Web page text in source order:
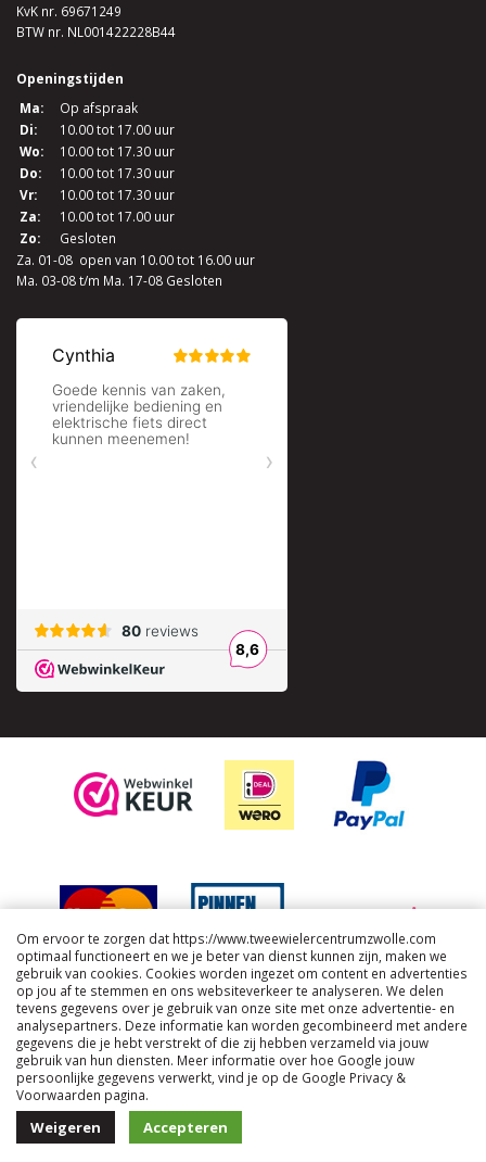
KvK nr. 69671249
BTW nr. NL001422228B44
Openingstijden
Ma:
Op afspraak
Di:
10.00 tot 17.00 uur
Wo:
10.00 tot 17.30 uur
Do:
10.00 tot 17.30 uur
Vr:
10.00 tot 17.30 uur
Za:
10.00 tot 17.00 uur
Zo:
Gesloten
Za. 01-08 open van 10.00 tot 16.00 uur
Ma. 03-08 t/m Ma. 17-08 Gesloten
Algemene voorwaarden
Copyright © 2026 Tweewielercentrum Zwolle
Om ervoor te zorgen dat https://www.tweewielercentrumzwolle.com
optimaal functioneert en we je beter van dienst kunnen zijn, maken we
gebruik van cookies. Cookies worden ingezet om content en advertenties
op jou af te stemmen en ons websiteverkeer te analyseren. We delen
tevens gegevens over je gebruik van onze site met onze advertentie- en
analysepartners. Deze informatie kan worden gecombineerd met andere
gegevens die je hebt verstrekt of die zij hebben verzameld via jouw
gebruik van hun diensten. Meer informatie over hoe Google jouw
persoonlijke gegevens verwerkt, vind je op de Google Privacy &
Voorwaarden pagina.
Weigeren Accepteren